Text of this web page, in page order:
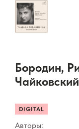
Бородин,
DIGITAL
Авторы: